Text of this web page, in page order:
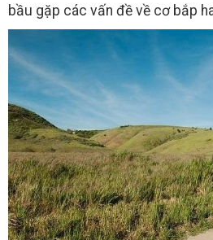
bầu gặp các vấn đề về cơ bắp